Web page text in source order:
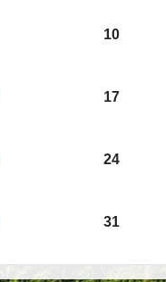
10
17
24
31